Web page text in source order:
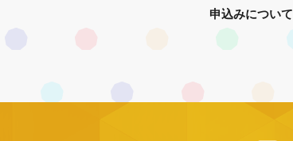
申込みについて